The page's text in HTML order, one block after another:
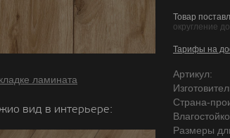
ламината
вид в интерьере:
Товар
округление
Тарифы на
Артикул:
Страна-
Размеры